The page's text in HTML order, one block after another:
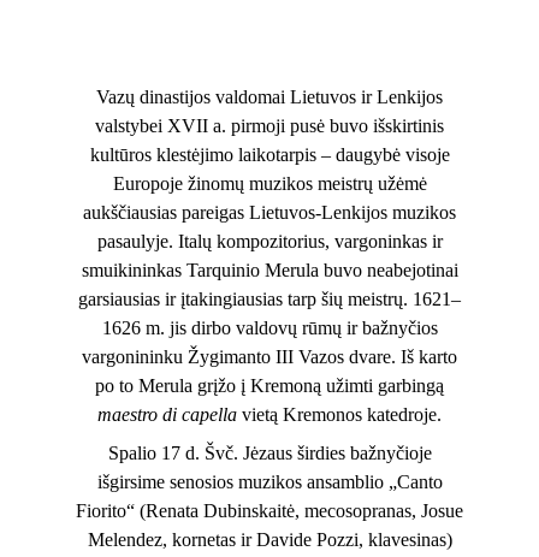
Vazų dinastijos valdomai Lietuvos ir Lenkijos
valstybei XVII a. pirmoji pusė buvo išskirtinis
kultūros klestėjimo laikotarpis – daugybė visoje
Europoje žinomų muzikos meistrų užėmė
aukščiausias pareigas Lietuvos-Lenkijos muzikos
pasaulyje. Italų kompozitorius, vargoninkas ir
smuikininkas Tarquinio Merula buvo neabejotinai
garsiausias ir įtakingiausias tarp šių meistrų. 1621–
1626 m. jis dirbo valdovų rūmų ir bažnyčios
vargonininku Žygimanto III Vazos dvare. Iš karto
po to Merula grįžo į Kremoną užimti garbingą
maestro di capella vietą Kremonos katedroje.
Spalio 17 d. Švč. Jėzaus širdies bažnyčioje
išgirsime senosios muzikos ansamblio „Canto
Fiorito“ (Renata Dubinskaitė, mecosopranas, Josue
Melendez, kornetas ir Davide Pozzi, klavesinas)